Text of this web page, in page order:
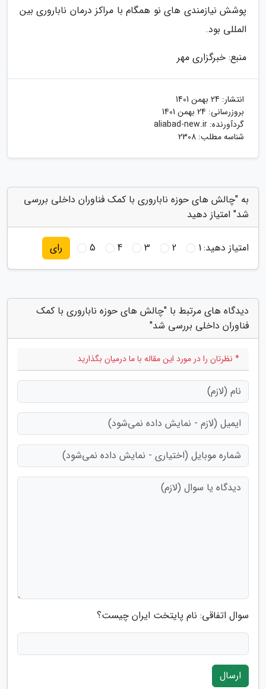
پوشش نیازمندی های نو همگام با مراکز درمان ناباروری بین
المللی بود.
منبع: خبرگزاری مهر
انتشار: 24 بهمن 1401
بروزرسانی: 24 بهمن 1401
گردآورنده: aliabad-new.ir
شناسه مطلب: 2308
به "چالش های حوزه ناباروری با کمک فناوران داخلی بررسی
شد" امتیاز دهید
امتیاز دهید:1
2
3
4
5 رای
دیدگاه های مرتبط با "چالش های حوزه ناباروری با کمک
فناوران داخلی بررسی شد"
* نظرتان را در مورد این مقاله با ما درمیان بگذارید
سوال اتفاقی: نام پایتخت ایران چیست؟
ارسال